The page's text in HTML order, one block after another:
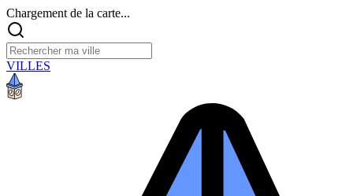
Chargement de la carte...
VILLES